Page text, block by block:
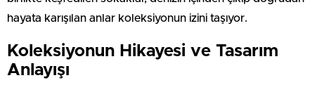
hayata karışılan anlar koleksiyonun izini taşıyor.
Koleksiyonun Hikayesi ve Tasarım
Anlayışı